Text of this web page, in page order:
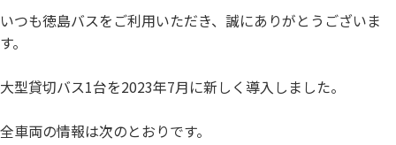
お忘れ物のお問い合わせ
よくあるご質問
いつも徳島バスをご利用いただき、誠にありがとうございま
す。
大型貸切バス1台を2023年7月に新しく導入しました。
全車両の情報は次のとおりです。